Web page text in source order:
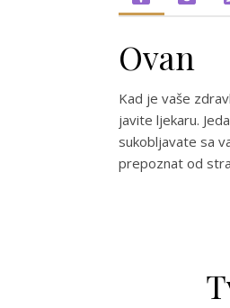
Ovan
Kad je vaše
javite ljekaru.
sukobljavate sa
prepoznat od